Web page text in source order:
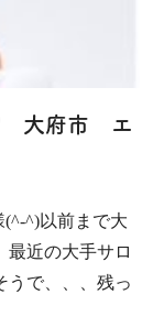
大府市 エ
^)以前まで大
最近の大手サロ
うで、、、残っ